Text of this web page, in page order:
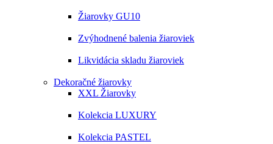
Žiarovky GU10
Zvýhodnené balenia žiaroviek
Likvidácia skladu žiaroviek
Dekoračné žiarovky
XXL Žiarovky
Kolekcia LUXURY
Kolekcia PASTEL